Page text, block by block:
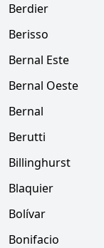
Berdier
Berisso
Bernal Este
Bernal Oeste
Bernal
Berutti
Billinghurst
Blaquier
Bolívar
Bonifacio